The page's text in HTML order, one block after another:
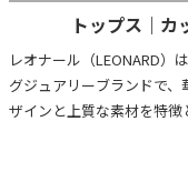
トップス｜カ
レオナール（LEONARD）
グジュアリーブランドで
ザインと上質な素材を特徴